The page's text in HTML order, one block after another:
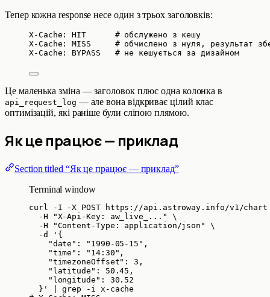
Тепер кожна response несе один з трьох заголовків:
X-Cache: HIT      # обслужено з кешу
X-Cache: MISS     # обчислено з нуля, результат
X-Cache: BYPASS   # не кешується за дизайном
Це маленька зміна — заголовок плюс одна колонка в
api_request_log — але вона відкриває цілий клас
оптимізацій, які раніше були сліпою плямою.
Як це працює — приклад
Section titled “Як це працює — приклад”
Terminal window
curl -I -X POST
https://api.astroway.info/v1/chart
-H
"X-Api-Key: aw_live_... "
\
-H
"Content-Type: application/json "
\
-d
' {
"date": "1990-05-15",
"time": "14:30",
"timezoneOffset": 3,
"latitude": 50.45,
"longitude": 30.52
} ' grep -i
x-cache